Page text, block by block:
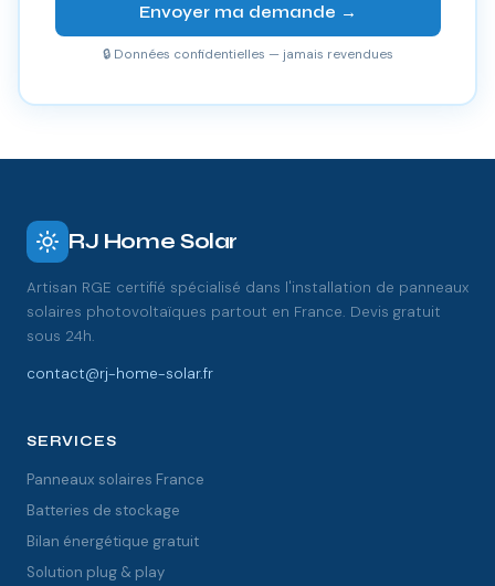
Envoyer ma demande →
🔒 Données confidentielles — jamais revendues
RJ Home Solar
Artisan RGE certifié spécialisé dans l'installation de panneaux
solaires photovoltaïques partout en France. Devis gratuit
sous 24h.
contact@rj-home-solar.fr
SERVICES
Panneaux solaires France
Batteries de stockage
Bilan énergétique gratuit
Solution plug & play